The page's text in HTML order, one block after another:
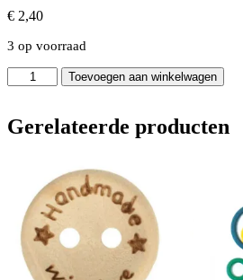
€ 2,40
3 op voorraad
Milward
Draaddoorsteker
aantal
Toevoegen aan winkelwagen
Gerelateerde producten